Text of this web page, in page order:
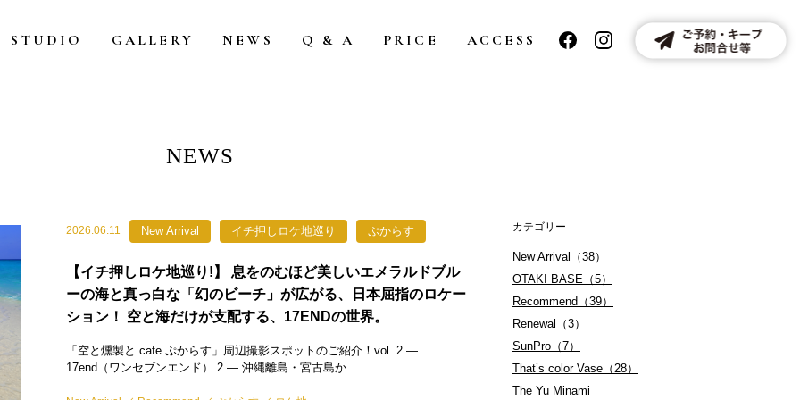
STUDIO GALLERY NEWS Q & A PRICE ACCESS
NEWS
2026.06.11 New Arrival イチ押しロケ地巡り ぷからす
【イチ押しロケ地巡り!】 息をのむほど美しいエメラルドブル
ーの海と真っ白な「幻のビーチ」が広がる、日本屈指のロケー
ション！ 空と海だけが支配する、17ENDの世界。
「空と燻製と cafe ぷからす」周辺撮影スポットのご紹介！vol. 2 —
17end（ワンセブンエンド） 2 — 沖縄離島・宮古島か…
カテゴリー
New Arrival（38）
OTAKI BASE（5）
Recommend（39）
Renewal（3）
SunPro（7）
That’s color Vase（28）
The Yu Minami